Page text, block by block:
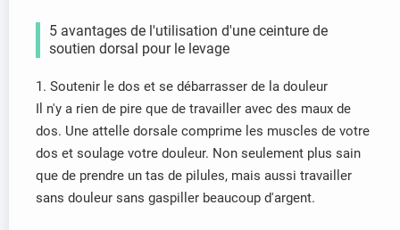
5 avantages de l'utilisation d'une ceinture de
soutien dorsal pour le levage
1. Soutenir le dos et se débarrasser de la douleur
Il n'y a rien de pire que de travailler avec des maux de
dos. Une attelle dorsale comprime les muscles de votre
dos et soulage votre douleur. Non seulement plus sain
que de prendre un tas de pilules, mais aussi travailler
sans douleur sans gaspiller beaucoup d'argent.